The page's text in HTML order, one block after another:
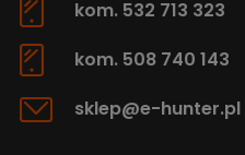
kom. 532 713 323
kom. 508 740 143
sklep@e-hunter.pl